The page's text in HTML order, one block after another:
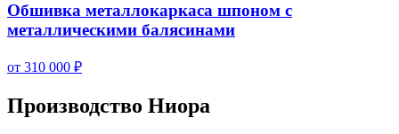
Обшивка металлокаркаса шпоном с
металлическими балясинами
от 310 000 ₽
Производство Ниора